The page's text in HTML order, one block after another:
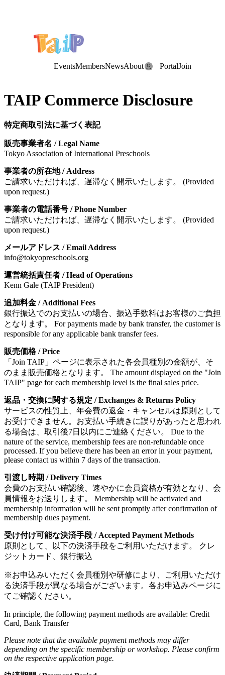
EventsMembersNewsAbout PortalJoin
TAIP Commerce Disclosure
特定商取引法に基づく表記
販売事業者名 / Legal Name
Tokyo Association of International Preschools
事業者の所在地/ Address
ご請求いただければ、遅滞なく開示いたします。
(Provided
upon request.)
事業者の電話番号 / Phone Number
ご請求いただければ、遅滞なく開示いたします。
(Provided
upon request.)
メールアドレス / Email Address
info@tokyopreschools.org
運営統括責任者 / Head of Operations
Kenn Gale (TAIP President)
追加料金 / Additional Fees
銀行振込でのお支払いの場合、振込手数料はお客様のご負担
となります。
For payments made by bank transfer, the customer is
responsible for any applicable bank transfer fees.
販売価格/ Price
「Join TAIP」ページに表示された各会員種別の金額が、そ
のまま販売価格となります。
The amount displayed on the "Join
TAIP" page for each membership level is the final sales price.
返品・交換に関する規定 / Exchanges & Returns Policy
サービスの性質上、年会費の返金・キャンセルは原則として
お受けできません。お支払い手続きに誤りがあったと思われ
る場合は、取引後7日以内にご連絡ください。
Due to the
nature of the service, membership fees are non-refundable once
processed. If you believe there has been an error in your payment,
please contact us within 7 days of the transaction.
引渡し時期 / Delivery Times
会費のお支払い確認後、速やかに会員資格が有効となり、会
員情報をお送りします。
Membership will be activated and
membership information will be sent promptly after confirmation of
membership dues payment.
受け付け可能な決済手段 / Accepted Payment Methods
原則として、以下の決済手段をご利用いただけます。 クレ
ジットカード、銀行振込
※お申込みいただく会員種別や研修により、ご利用いただけ
る決済手段が異なる場合がございます。各お申込みページに
てご確認ください。
In principle, the following payment methods are available: Credit
Card, Bank Transfer
Please note that the available payment methods may differ
depending on the specific membership or workshop. Please confirm
on the respective application page.